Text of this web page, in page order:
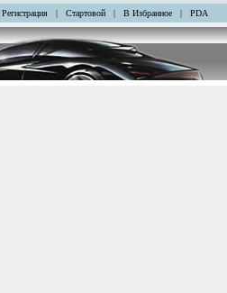
Регистрация | Стартовой | В Избранное | PDA